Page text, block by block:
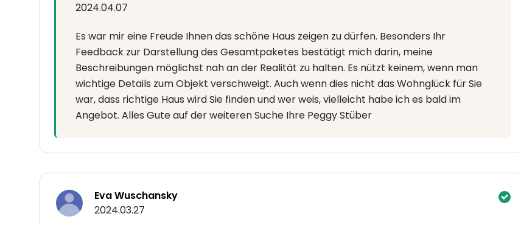
2024.04.07
Es war mir eine Freude Ihnen das schöne Haus zeigen zu dürfen. Besonders Ihr
Feedback zur Darstellung des Gesamtpaketes bestätigt mich darin, meine
Beschreibungen möglichst nah an der Realität zu halten. Es nützt keinem, wenn man
wichtige Details zum Objekt verschweigt. Auch wenn dies nicht das Wohnglück für Sie
war, dass richtige Haus wird Sie finden und wer weis, vielleicht habe ich es bald im
Angebot. Alles Gute auf der weiteren Suche Ihre Peggy Stüber
Eva Wuschansky
2024.03.27